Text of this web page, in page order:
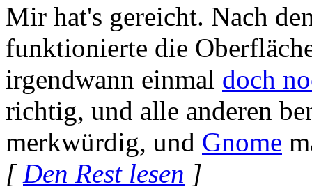
Mir hat's gereicht. Nach
funktionierte die
irgendwann einmal doch
richtig, und alle anderen
merkwürdig, und Gnome
[Den Rest lesen ]